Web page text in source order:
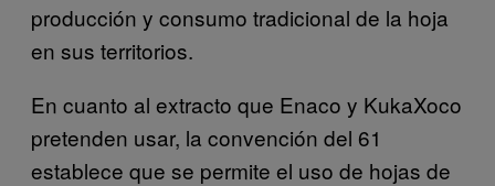
producción y consumo tradicional de la hoja
en sus territorios.
En cuanto al extracto que Enaco y KukaXoco
pretenden usar, la convención del 61
establece que se permite el uso de hojas de